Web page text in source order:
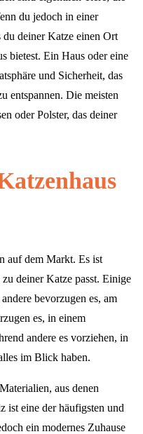
du jedoch in einer
deiner Katze einen Ort
bietest. Ein Haus oder eine
und Sicherheit, das
entspannen. Die meisten
oder Polster, das deiner
auf dem Markt. Es ist
deiner Katze passt. Einige
bevorzugen es, am
es, in einem
andere es vorziehen, in
im Blick haben.
aus denen
ist eine der häufigsten und
ein modernes Zuhause